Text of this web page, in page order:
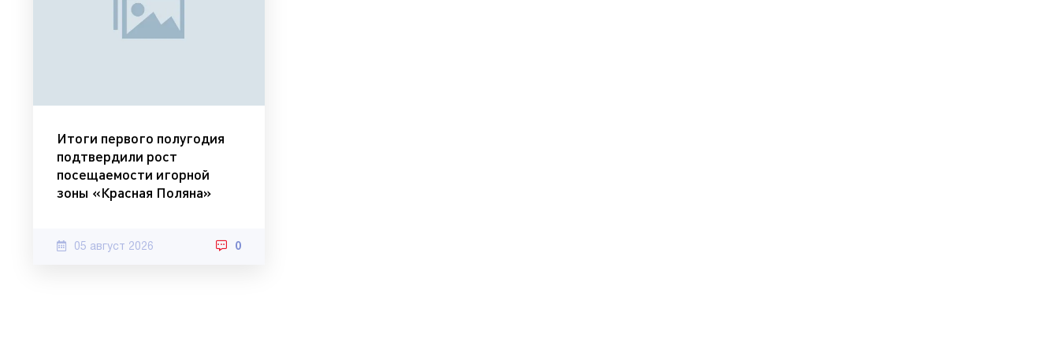
Итоги первого полугодия
подтвердили рост
посещаемости игорной
зоны «Красная Поляна»
05 август 2026 0